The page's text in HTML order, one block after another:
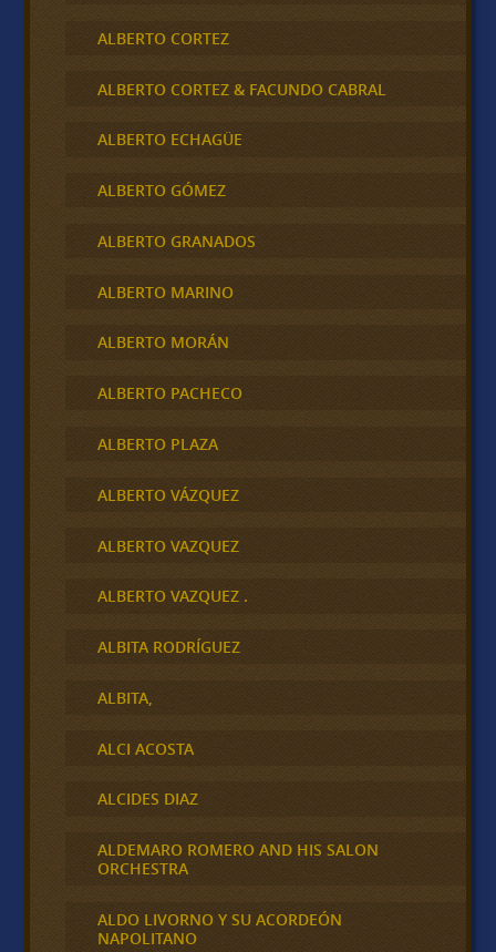
ALBERTO CORTEZ
ALBERTO CORTEZ & FACUNDO CABRAL
ALBERTO ECHAGÜE
ALBERTO GÓMEZ
ALBERTO GRANADOS
ALBERTO MARINO
ALBERTO MORÁN
ALBERTO PACHECO
ALBERTO PLAZA
ALBERTO VÁZQUEZ
ALBERTO VAZQUEZ
ALBERTO VAZQUEZ .
ALBITA RODRÍGUEZ
ALBITA,
ALCI ACOSTA
ALCIDES DIAZ
ALDEMARO ROMERO AND HIS SALON
ORCHESTRA
ALDO LIVORNO Y SU ACORDEÓN
NAPOLITANO